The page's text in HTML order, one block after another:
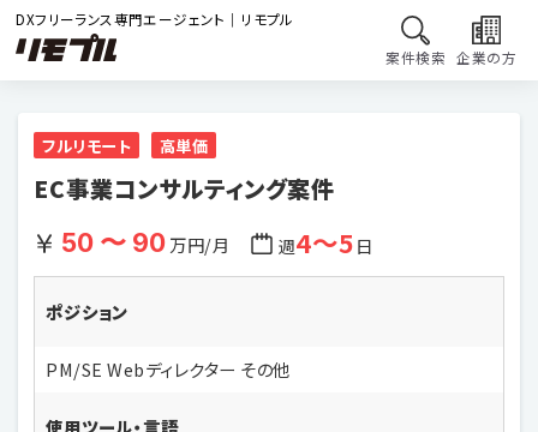
DXフリーランス専門エージェント｜リモプル
案件検索 企業の方
フルリモート 高単価
EC事業コンサルティング案件
50 〜 90万円/月 週4〜5日
ポジション
PM/SE Webディレクター その他
使用ツール・言語